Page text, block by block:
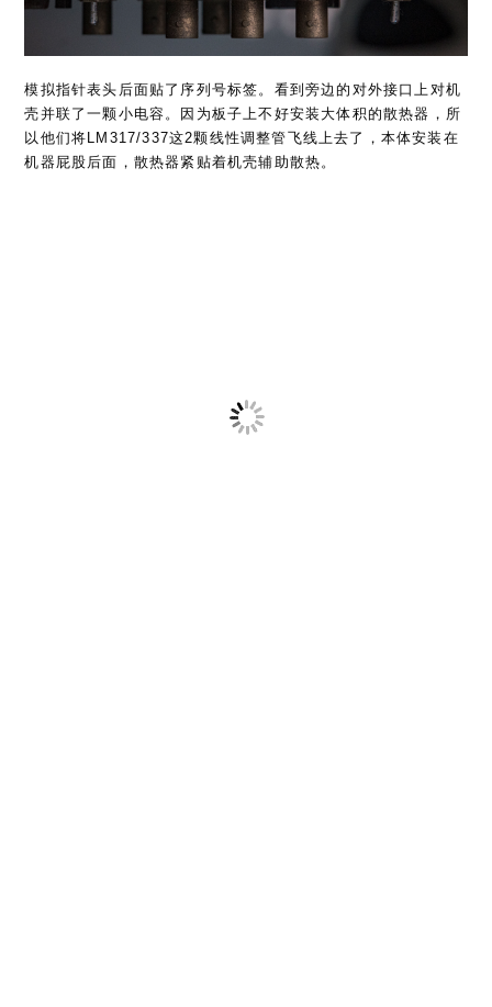
机器屁股后面，散热器紧贴着机壳辅助散热。